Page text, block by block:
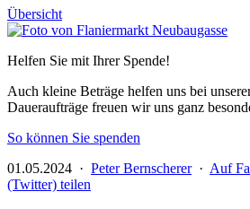
Übersicht
Helfen Sie mit Ihrer Spende!
Auch kleine Beträge helfen uns bei
Daueraufträge freuen wir uns ganz
So können Sie spenden
01.05.2024 · Peter Bernscherer· Auf
(Twitter) teilen